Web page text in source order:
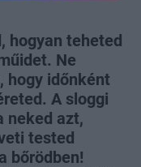
hogyan teheted
Ne
hogy időnként
A sloggi
neked azt,
tested
bőrödben!